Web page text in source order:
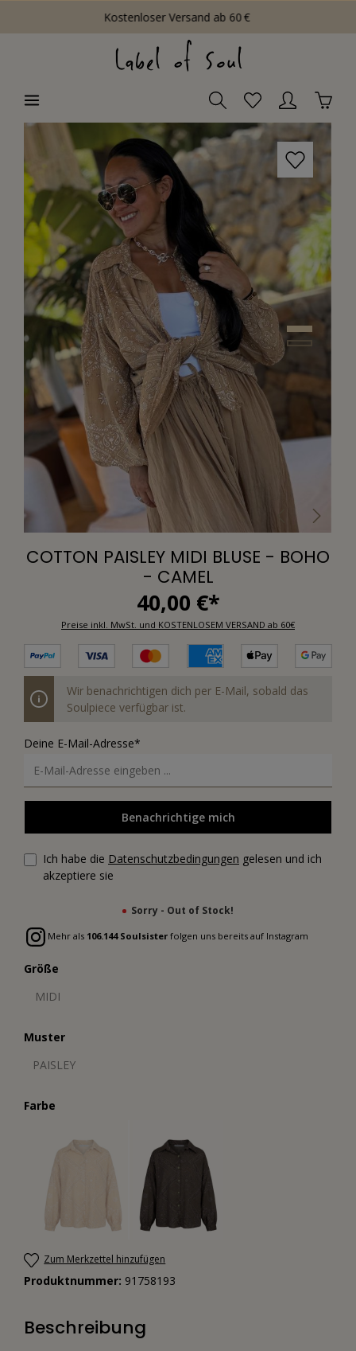
Kostenloser Versand ab 60 €
COTTON PAISLEY MIDI BLUSE - BOHO
- CAMEL
40,00 €*
Preise inkl. MwSt. und KOSTENLOSEM VERSAND ab 60€
Wir benachrichtigen dich per E-Mail, sobald das
Soulpiece verfügbar ist.
Deine E-Mail-Adresse*
Benachrichtige mich
Ich habe die Datenschutzbedingungen gelesen und ich
akzeptiere sie
Sorry - Out of Stock!
Mehr als 106.144 Soulsisterfolgen uns bereits auf Instagram
Größe
MIDI
Muster
PAISLEY
Farbe
Zum Merkzettel hinzufügen
Produktnummer: 91758193
Beschreibung